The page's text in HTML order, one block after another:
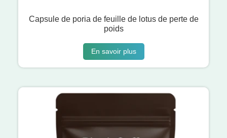
Capsule de poria de feuille de lotus de perte de
poids
En savoir plus